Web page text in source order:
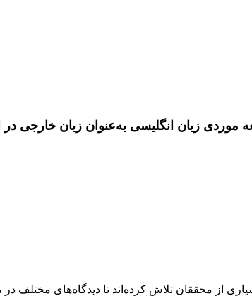
موردی زبان انگلیسی به‌عنوان زبان خارجی در
از محققان تلاش کرده‌اند تا دیدگاه‌های مختلف